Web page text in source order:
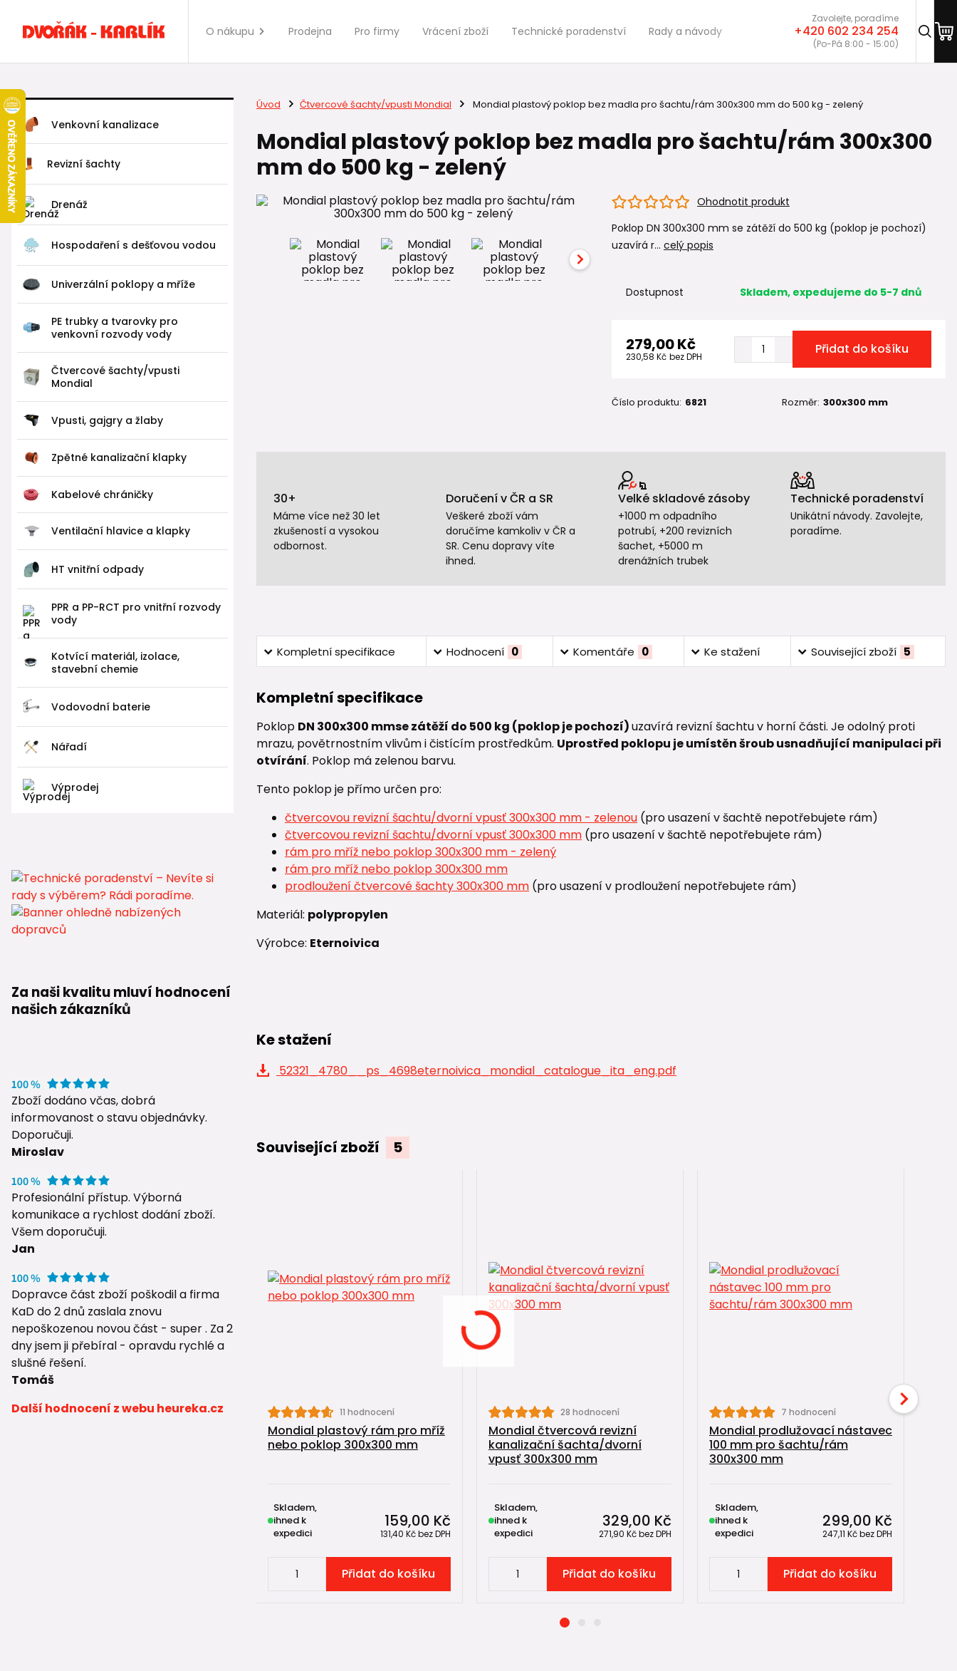
O nákupu Prodejna Pro firmy Vrácení zboží Technické poradenství Rady a návody
Zavolejte, poradíme
+420 602 234 254
(Po-Pá 8:00 - 15:00)
Venkovní kanalizace
Revizní šachty
Drenáž
Hospodaření s dešťovou vodou
Univerzální poklopy a mříže
PE trubky a tvarovky pro
venkovní rozvody vody
Čtvercové šachty/vpusti
Mondial
Vpusti, gajgry a žlaby
Zpětné kanalizační klapky
Kabelové chráničky
Ventilační hlavice a klapky
HT vnitřní odpady
PPR a PP-RCT pro vnitřní rozvody
vody
Kotvící materiál, izolace,
stavební chemie
Vodovodní baterie
Nářadí
Výprodej
Za naši kvalitu mluví hodnocení
našich zákazníků
Zboží dodáno včas, dobrá
informovanost o stavu objednávky.
Doporučuji.
Miroslav
Profesionální přístup. Výborná
komunikace a rychlost dodání zboží.
Všem doporučuji.
Jan
Dopravce část zboží poškodil a firma
KaD do 2 dnů zaslala znovu
nepoškozenou novou část - super . Za 2
dny jsem ji přebíral - opravdu rychlé a
slušné řešení.
Tomáš
Další hodnocení z webu heureka.cz
Úvod Čtvercové šachty/vpusti Mondial Mondial plastový poklop bez madla pro šachtu/rám 300x300 mm do 500 kg - zelený
Mondial plastový poklop bez madla pro šachtu/rám 300x300
mm do 500 kg - zelený
Ohodnotit produkt
Poklop DN 300x300 mm se zátěží do 500 kg (poklop je pochozí)
uzavírá r... celý popis
Dostupnost Skladem, expedujeme do 5-7 dnů
279,00 Kč
230,58 Kč bez DPH Přidat do košíku
Číslo produktu: 6821 Rozměr: 300x300 mm
30+
Máme více než 30 let
zkušeností a vysokou
odbornost.
Doručení v ČR a SR
Veškeré zboží vám
doručíme kamkoliv v ČR a
SR. Cenu dopravy víte
ihned.
Velké skladové zásoby
+1000 m odpadního
potrubí, +200 revizních
šachet, +5000 m
drenážních trubek
Technické poradenství
Unikátní návody. Zavolejte,
poradíme.
Kompletní specifikace Hodnocení 0 Komentáře 0 Ke stažení Související zboží 5
Kompletní specifikace
Poklop DN 300x300 mmse zátěží do 500 kg (poklop je pochozí)uzavírá revizní šachtu v horní části. Je odolný proti
mrazu, povětrnostním vlivům i čistícím prostředkům. Uprostřed poklopu je umístěn šroub usnadňující manipulaci při
otvírání. Poklop má zelenou barvu.
Tento poklop je přímo určen pro:
čtvercovou revizní šachtu/dvorní vpusť 300x300 mm - zelenou(pro usazení v šachtě nepotřebujete rám)
čtvercovou revizní šachtu/dvorní vpusť 300x300 mm(pro usazení v šachtě nepotřebujete rám)
rám pro mříž nebo poklop 300x300 mm - zelený
rám pro mříž nebo poklop 300x300 mm
prodloužení čtvercové šachty 300x300 mm(pro usazení v prodloužení nepotřebujete rám)
Materiál: polypropylen
Výrobce: Eternoivica
Ke stažení
52321_4780__ps_4698eternoivica_mondial_catalogue_ita_eng.pdf
Související zboží 5
11 hodnocení
Mondial plastový rám pro mříž
nebo poklop 300x300 mm
159,00 Kč
131,40 Kčbez DPH
Skladem,
ihned k
expedici
Přidat do košíku
28 hodnocení
Mondial čtvercová revizní
kanalizační šachta/dvorní
vpusť 300x300 mm
329,00 Kč
271,90 Kčbez DPH
Skladem,
ihned k
expedici
Přidat do košíku
7 hodnocení
Mondial prodlužovací nástavec
100 mm pro šachtu/rám
300x300 mm
299,00 Kč
247,11 Kčbez DPH
Skladem,
ihned k
expedici
Přidat do košíku